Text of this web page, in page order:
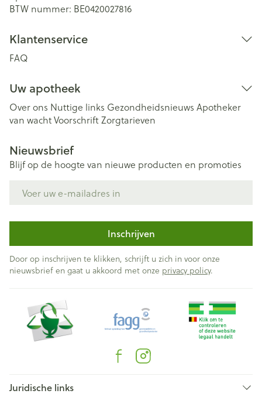
BTW nummer: BE0420027816
Klantenservice
FAQ
Uw apotheek
Over ons Nuttige links Gezondheidsnieuws Apotheker
van wachtVoorschriftZorgtarieven
Nieuwsbrief
Blijf op de hoogte van nieuwe producten en promoties
Inschrijven
Door op inschrijven te klikken, schrijft u zich in voor onze
nieuwsbrief en gaat u akkoord met onze privacy policy.
Juridische links